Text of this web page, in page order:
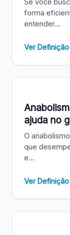
Se você
forma
entender...
Ver
ajuda no
O
que
e...
Ver